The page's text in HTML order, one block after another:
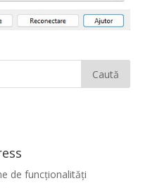
de funcționalități